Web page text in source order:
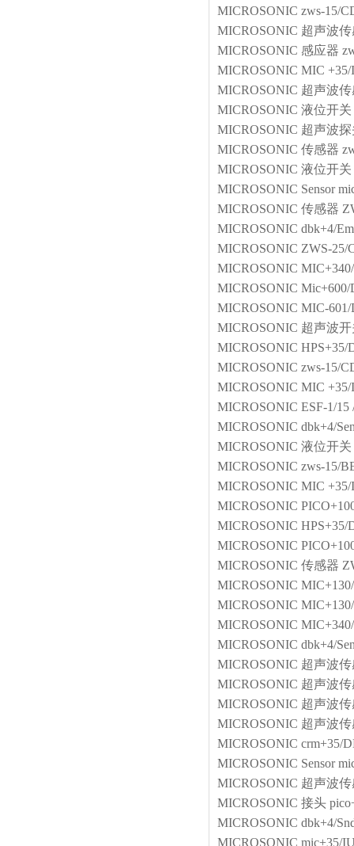
MICROSONIC zws-15/
MICROSONIC 超声波
MICROSONIC 感应器
MICROSONIC MIC
MICROSONIC 超声波
MICROSONIC 液位开关
MICROSONIC 超声波探
MICROSONIC 传感器
MICROSONIC 液位开关
MICROSONIC Sensor
MICROSONIC 传感器
MICROSONIC dbk+4/
MICROSONIC ZWS-25/
MICROSONIC
MICROSONIC Mic+600/
MICROSONIC MIC-
MICROSONIC 超声波开
MICROSONIC HPS+35/
MICROSONIC zws-15/
MICROSONIC MIC
MICROSONIC ESF-1/15
MICROSONIC dbk+4/
MICROSONIC 液位开关
MICROSONIC zws-15/
MICROSONIC MIC
MICROSONIC
MICROSONIC HPS+35/
MICROSONIC
MICROSONIC 传感器
MICROSONIC
MICROSONIC
MICROSONIC
MICROSONIC dbk+4/
MICROSONIC 超声波
MICROSONIC 超声波
MICROSONIC 超声波
MICROSONIC 超声波
MICROSONIC crm+35/
MICROSONIC Sensor
MICROSONIC 超声波
MICROSONIC 接头
MICROSONIC dbk+4/
MICROSONIC mic+35/